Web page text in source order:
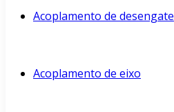
Acoplamento de desengate
Acoplamento de eixo